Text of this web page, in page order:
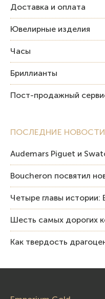
ПОСЛЕДНИЕ НОВОСТИ
Доставка и оплата
Ювелирные изделия
Часы
Бриллианты
Пост-продажный